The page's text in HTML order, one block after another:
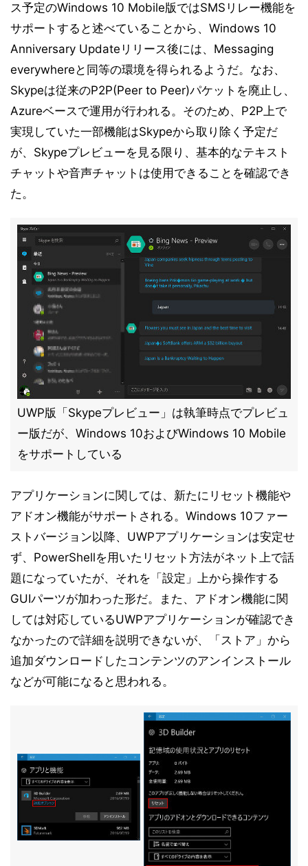
ス予定のWindows 10 Mobile版ではSMSリレー機能を
サポートすると述べていることから、Windows 10
Anniversary Updateリリース後には、Messaging
everywhereと同等の環境を得られるようだ。なお、
Skypeは従来のP2P(Peer to Peer)パケットを廃止し、
Azureベースで運用が行われる。そのため、P2P上で
実現していた一部機能はSkypeから取り除く予定だ
が、Skypeプレビューを見る限り、基本的なテキスト
チャットや音声チャットは使用できることを確認でき
た。
UWP版「Skypeプレビュー」は執筆時点でプレビュ
ー版だが、Windows 10およびWindows 10 Mobile
をサポートしている
アプリケーションに関しては、新たにリセット機能や
アドオン機能がサポートされる。Windows 10ファー
ストバージョン以降、UWPアプリケーションは安定せ
ず、PowerShellを用いたリセット方法がネット上で話
題になっていたが、それを「設定」上から操作する
GUIパーツが加わった形だ。また、アドオン機能に関
しては対応しているUWPアプリケーションが確認でき
なかったので詳細を説明できないが、「ストア」から
追加ダウンロードしたコンテンツのアンインストール
などが可能になると思われる。